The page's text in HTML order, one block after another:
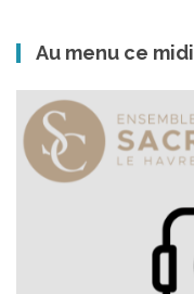
Au menu ce midi